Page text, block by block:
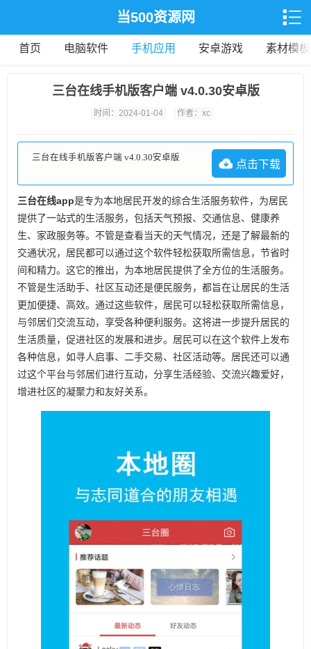
当500资源网
首页 电脑软件 手机应用 安卓游戏 素材模板
三台在线手机版客户端 v4.0.30安卓版
时间：2024-01-04 作者：xc
三台在线手机版客户端 v4.0.30安卓版
点击下载
三台在线app是专为本地居民开发的综合生活服务软件，为居民
提供了一站式的生活服务，包括天气预报、交通信息、健康养
生、家政服务等。不管是查看当天的天气情况，还是了解最新的
交通状况，居民都可以通过这个软件轻松获取所需信息，节省时
间和精力。这它的推出，为本地居民提供了全方位的生活服务。
不管是生活助手、社区互动还是便民服务，都旨在让居民的生活
更加便捷、高效。通过这些软件，居民可以轻松获取所需信息，
与邻居们交流互动，享受各种便利服务。这将进一步提升居民的
生活质量，促进社区的发展和进步。居民可以在这个软件上发布
各种信息，如寻人启事、二手交易、社区活动等。居民还可以通
过这个平台与邻居们进行互动，分享生活经验、交流兴趣爱好，
增进社区的凝聚力和友好关系。